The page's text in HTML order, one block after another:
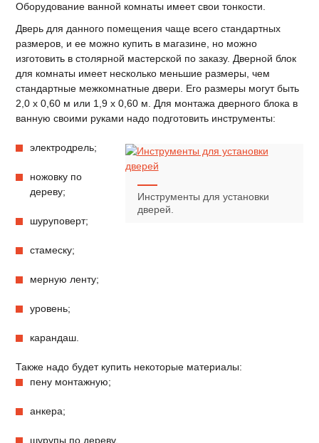
Оборудование ванной комнаты имеет свои тонкости.
Дверь для данного помещения чаще всего стандартных
размеров, и ее можно купить в магазине, но можно
изготовить в столярной мастерской по заказу. Дверной блок
для комнаты имеет несколько меньшие размеры, чем
стандартные межкомнатные двери. Его размеры могут быть
2,0 х 0,60 м или 1,9 х 0,60 м. Для монтажа дверного блока в
ванную своими руками надо подготовить инструменты:
Инструменты для установки
дверей.
электродрель;
ножовку по
дереву;
шуруповерт;
стамеску;
мерную ленту;
уровень;
карандаш.
Также надо будет купить некоторые материалы:
пену монтажную;
анкера;
шурупы по дереву.